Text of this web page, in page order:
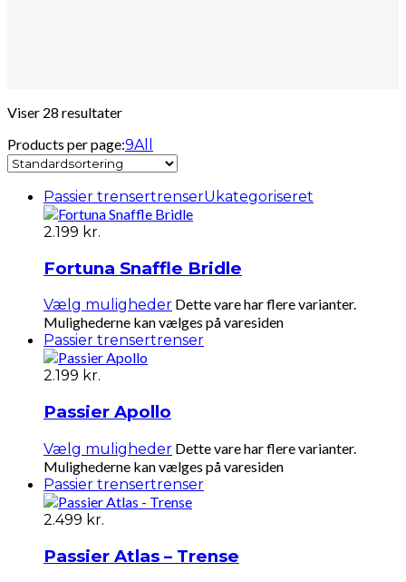
Viser 28 resultater
Products per page:9All
Passier trensertrenserUkategoriseret
2.199 kr.
Fortuna Snaffle Bridle
Vælg muligheder Dette vare har flere varianter.
Mulighederne kan vælges på varesiden
Passier trensertrenser
2.199 kr.
Passier Apollo
Vælg muligheder Dette vare har flere varianter.
Mulighederne kan vælges på varesiden
Passier trensertrenser
2.499 kr.
Passier Atlas – Trense